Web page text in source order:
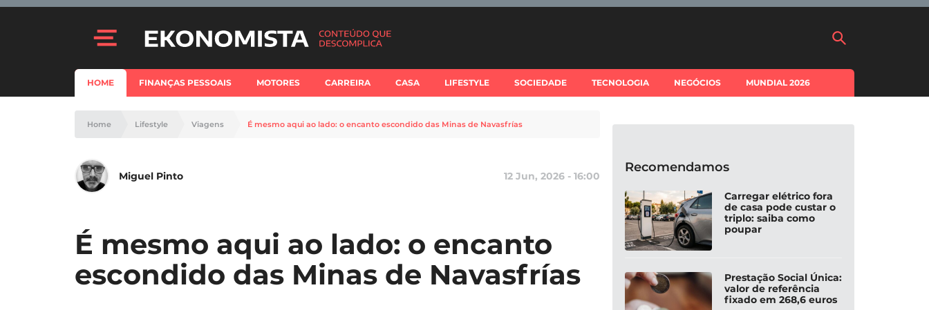
HOME FINANÇAS PESSOAIS MOTORES CARREIRA CASA LIFESTYLE SOCIEDADE TECNOLOGIA NEGÓCIOS MUNDIAL 2026
Home Lifestyle Viagens É mesmo aqui ao lado: o encanto escondido das Minas de Navasfrías
Miguel Pinto 12 Jun, 2026 - 16:00
É mesmo aqui ao lado: o encanto
escondido das Minas de Navasfrías
Recomendamos
Carregar elétrico fora
de casa pode custar o
triplo: saiba como
poupar
Prestação Social Única:
valor de referência
fixado em 268,6 euros